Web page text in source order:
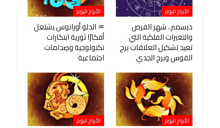
الأبراج اليوم
ديسمبر.. شهر الفرص
والتغيرات الفلكية التي
تعيد تشكيل العلاقات برج
القوس وبرج الجدي
الأبراج اليوم
♒ الدلو أورانوس يشتعل
أفكارًا ثورية ابتكارات
تكنولوجية وصِدامات
اجتماعية
الأبراج اليوم الأبراج اليوم